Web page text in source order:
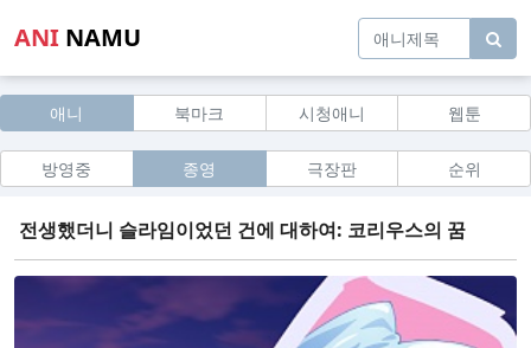
ANI NAMU
애니 북마크 시청애니 웹툰
방영중 종영 극장판 순위
전생했더니 슬라임이었던 건에 대하여: 코리우스의 꿈